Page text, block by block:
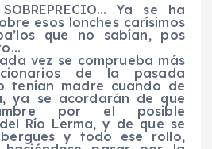
Ya se ha
esos lonches carísimos
que no sabían, pos
vez se comprueba más
de la pasada
tenían madre cuando de
ya se acordarán de que
por el posible
Río Lerma, y de que se
y todo ese rollo,